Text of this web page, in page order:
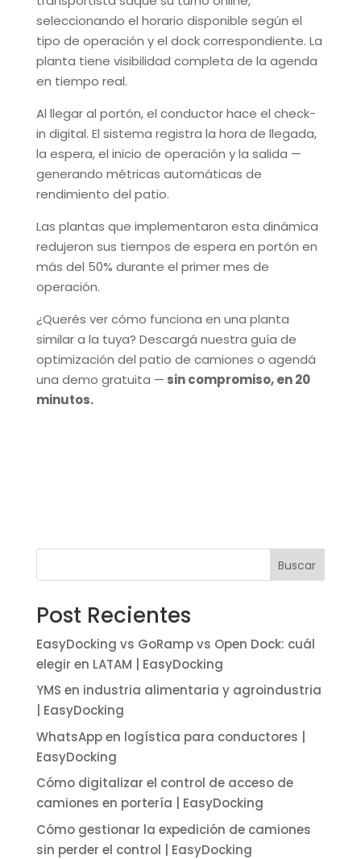
seleccionando el horario disponible según el
tipo de operación y el dock correspondiente. La
planta tiene visibilidad completa de la agenda
en tiempo real.
Al llegar al portón, el conductor hace el check-
in digital. El sistema registra la hora de llegada,
la espera, el inicio de operación y la salida —
generando métricas automáticas de
rendimiento del patio.
Las plantas que implementaron esta dinámica
redujeron sus tiempos de espera en portón en
más del 50% durante el primer mes de
operación.
¿Querés ver cómo funciona en una planta
similar a la tuya? Descargá nuestra guía de
optimización del patio de camiones o agendá
una demo gratuita — sin compromiso, en 20
minutos.
Buscar
Post Recientes
EasyDocking vs GoRamp vs Open Dock: cuál
elegir en LATAM | EasyDocking
YMS en industria alimentaria y agroindustria
| EasyDocking
WhatsApp en logística para conductores |
EasyDocking
Cómo digitalizar el control de acceso de
camiones en portería | EasyDocking
Cómo gestionar la expedición de camiones
sin perder el control | EasyDocking